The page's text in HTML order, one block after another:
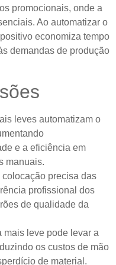
promocionais, onde a
Ao automatizar o
economiza tempo
demandas de produção
leves automatizam o
e a eficiência em
manuais.
precisa das
profissional dos
de qualidade da
mais leve pode levar a
os custos de mão
de material.